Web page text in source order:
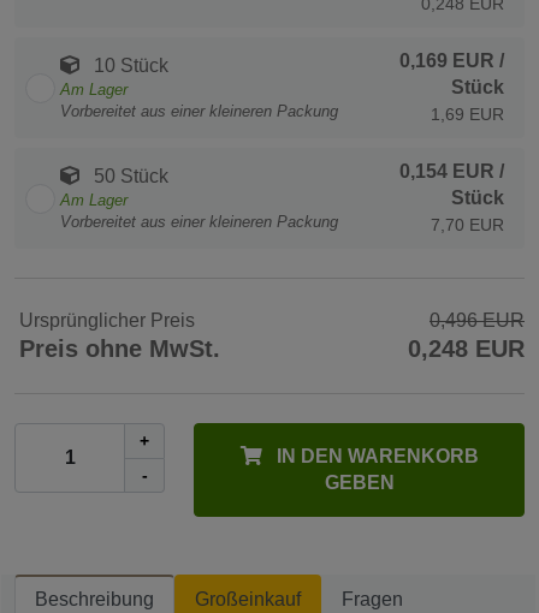
0,248 EUR
10 Stück
Am Lager
Vorbereitet aus einer kleineren Packung
0,169 EUR /
Stück
1,69 EUR
50 Stück
Am Lager
Vorbereitet aus einer kleineren Packung
0,154 EUR /
Stück
7,70 EUR
Ursprünglicher Preis 0,496 EUR
Preis ohne MwSt. 0,248 EUR
+
-
IN DEN WARENKORB
GEBEN
Beschreibung Großeinkauf Fragen